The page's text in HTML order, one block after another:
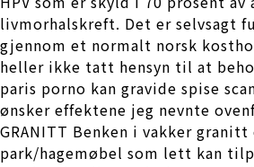
livmorhalskreft. Det er selvsagt
gjennom et normalt norsk
heller ikke tatt hensyn til at
paris porno kan gravide spise
ønsker effektene jeg nevnte
GRANITT Benken i vakker
park/hagemøbel som lett kan